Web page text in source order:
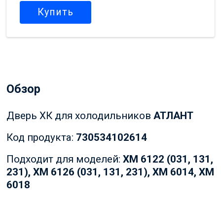
Купить
Обзор
Дверь ХК для холодильников АТЛАНТ
Код продукта: 730534102614
Подходит для моделей: ХМ 6122 (031, 131,
231), ХМ 6126 (031, 131, 231), ХМ 6014, ХМ
6018